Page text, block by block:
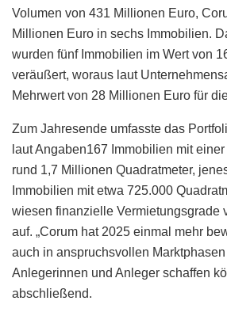
Volumen von 431 Millionen Euro,
Millionen Euro in sechs Immobilien.
wurden fünf Immobilien im Wert von
veräußert, woraus laut
Mehrwert von 28 Millionen Euro für
Zum Jahresende umfasste das
laut Angaben167 Immobilien mit
rund 1,7 Millionen Quadratmeter,
Immobilien mit etwa 725.000
wiesen finanzielle Vermietungsgrade
auf. „Corum hat 2025 einmal mehr
auch in anspruchsvollen
Anlegerinnen und Anleger schaffen
abschließend.